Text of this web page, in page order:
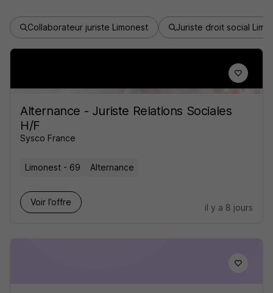
Collaborateur juriste Limonest Juriste droit social
Alternance - Juriste Relations Sociales
H/F
Sysco France
Limonest - 69 Alternance
Voir l’offre
il y a 8 jours